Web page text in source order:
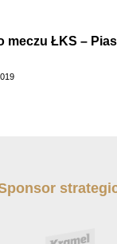
meczu ŁKS –